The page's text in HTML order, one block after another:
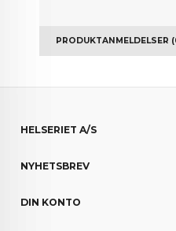
PRODUKTANMELDELSER
HELSERIET A/S
NYHETSBREV
DIN KONTO